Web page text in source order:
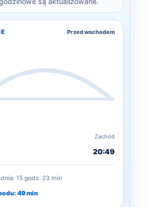
Przed wschodem
Zachód
20:49
dnia: 15 godz. 23 min
49 min